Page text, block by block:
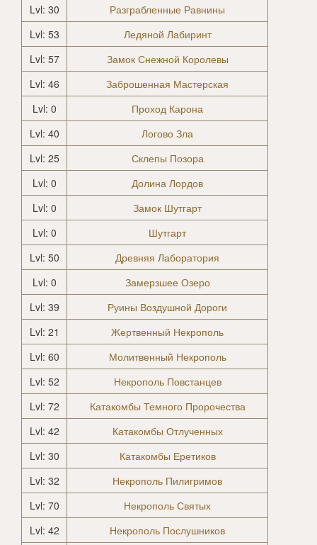
Lvl: 30
Разграбленные Равнины
Lvl: 53
Ледяной Лабиринт
Lvl: 57
Замок Снежной Королевы
Lvl: 46
Заброшенная Мастерская
Lvl: 0
Проход Карона
Lvl: 40
Логово Зла
Lvl: 25
Склепы Позора
Lvl: 0
Долина Лордов
Lvl: 0
Замок Шутгарт
Lvl: 0
Шутгарт
Lvl: 50
Древняя Лаборатория
Lvl: 0
Замерзшее Озеро
Lvl: 39
Руины Воздушной Дороги
Lvl: 21
Жертвенный Некрополь
Lvl: 60
Молитвенный Некрополь
Lvl: 52
Некрополь Повстанцев
Lvl: 72
Катакомбы Темного Пророчества
Lvl: 42
Катакомбы Отлученных
Lvl: 30
Катакомбы Еретиков
Lvl: 32
Некрополь Пилигримов
Lvl: 70
Некрополь Святых
Lvl: 42
Некрополь Послушников